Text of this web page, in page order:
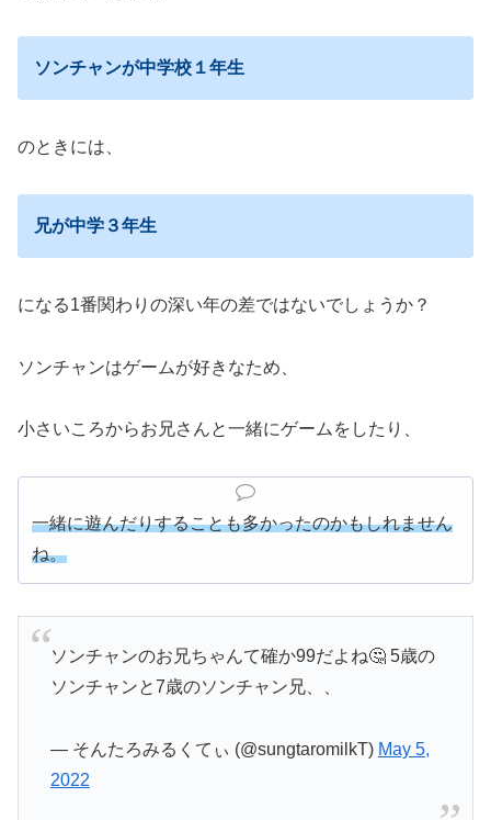
ソンチャンが中学校１年生
のときには、
兄が中学３年生
になる1番関わりの深い年の差ではないでしょうか？
ソンチャンはゲームが好きなため、
小さいころからお兄さんと一緒にゲームをしたり、
一緒に遊んだりすることも多かったのかもしれません
ね。
ソンチャンのお兄ちゃんて確か99だよね🤔 5歳の
ソンチャンと7歳のソンチャン兄、、
— そんたろみるくてぃ (@sungtaromilkT) May 5,
2022